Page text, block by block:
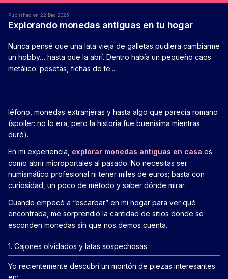
Published on 22 Dec 2025
Explorando monedas antiguas en tu hogar
Nunca pensé que una lata vieja de galletas pudiera cambiarme
un hobby… hasta que la abrí. Dentro había un pequeño caos
metálico: pesetas, fichas de te...
léfono, monedas extranjeras y hasta algo que parecía romano
(spoiler: no lo era, pero la historia fue buenísima mientras
duró).
En mi experiencia, explorar monedas antiguas en casa es
como abrir microportales al pasado. No necesitas ser
numismático profesional ni tener miles de euros; basta con
curiosidad, un poco de método y saber dónde mirar.
Cuando empecé a “escarbar” en mi hogar para ver qué
encontraba, me sorprendió la cantidad de sitios donde se
esconden monedas sin que nos demos cuenta.
1. Cajones olvidados y latas sospechosas
Yo recientemente descubrí un montón de piezas interesantes
en: